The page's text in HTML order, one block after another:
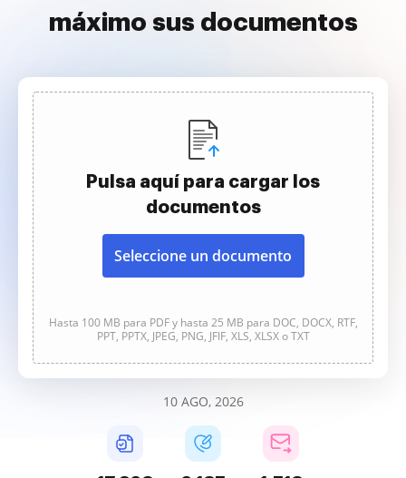
máximo sus documentos
Pulsa aquí para cargar los
documentos
Seleccione un documento
Hasta 100 MB para PDF y hasta 25 MB para DOC, DOCX, RTF,
PPT, PPTX, JPEG, PNG, JFIF, XLS, XLSX o TXT
10 AGO, 2026